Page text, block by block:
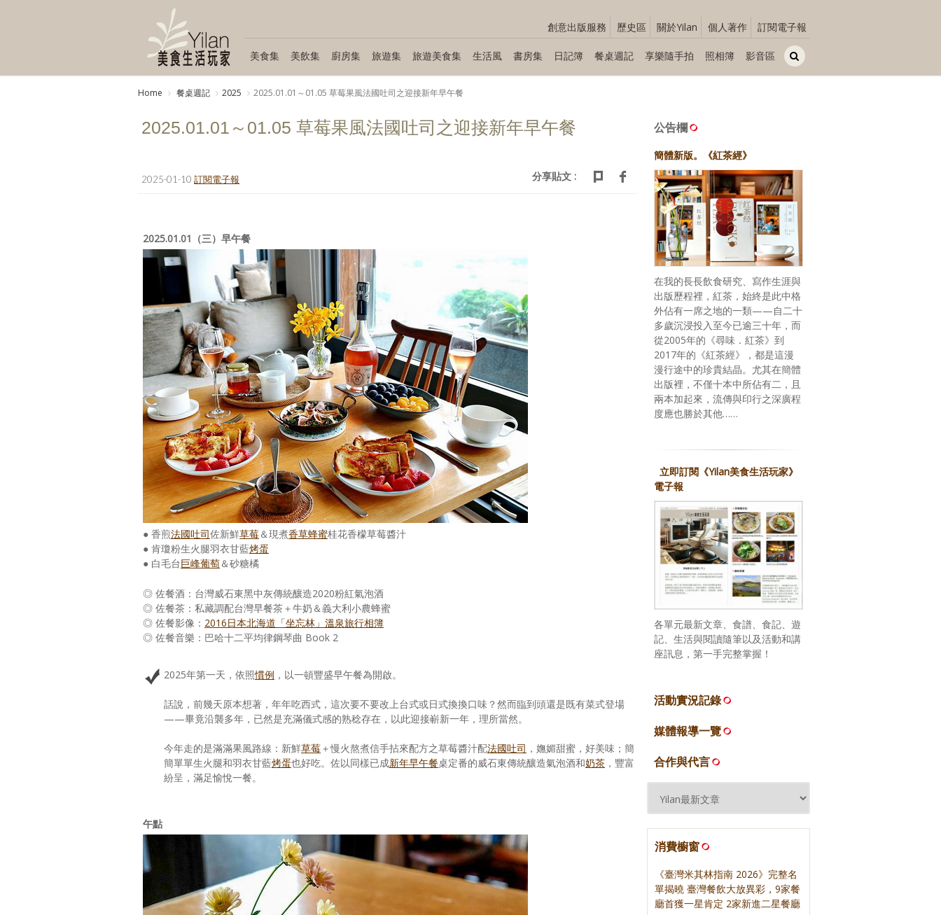
創意出版服務 歷史區 關於Yilan 個人著作 訂閱電子報
美食集 美飲集 廚房集 旅遊集 旅遊美食集 生活風 書房集 日記簿 餐桌週記 享樂隨手拍 照相簿 影音區
Home 餐桌週記 2025 2025.01.01～01.05 草莓果風法國吐司之迎接新年早午餐
2025.01.01～01.05 草莓果風法國吐司之迎接新年早午餐
2025-01-10 訂閱電子報 分享貼文 :
2025.01.01（三）早午餐
● 香煎法國吐司佐新鮮草莓＆現煮香草蜂蜜桂花香檬草莓醬汁
● 肯瓊粉生火腿羽衣甘藍烤蛋
● 白毛台巨峰葡萄＆砂糖橘
◎ 佐餐酒：台灣威石東黑中灰傳統釀造2020粉紅氣泡酒
◎ 佐餐茶：私藏調配台灣早餐茶＋牛奶＆義大利小農蜂蜜
◎ 佐餐影像： 2016日本北海道「坐忘林」溫泉旅行相簿
◎ 佐餐音樂：巴哈十二平均律鋼琴曲 Book 2
2025年第一天，依照慣例 ，以一頓豐盛早午餐為開啟。
話說，前幾天原本想著，年年吃西式，這次要不要改上台式或日式換換口味？然而臨到頭還是既有菜式登場
——畢竟沿襲多年，已然是充滿儀式感的熟稔存在，以此迎接嶄新一年，理所當然。
今年走的是滿滿果風路線：新鮮草莓＋慢火熬煮信手拈來配方之草莓醬汁配法國吐司 ，嫵媚甜蜜，好美味；簡
簡單單生火腿和羽衣甘藍烤蛋也好吃。佐以同樣已成新年早午餐桌定番的威石東傳統釀造氣泡酒和奶茶 ，豐富
紛呈，滿足愉悅一餐。
午點
公告欄
簡體新版。《紅茶經》
在我的長長飲食研究、寫作生涯與
出版歷程裡，紅茶，始終是此中格
外佔有一席之地的一類——自二十
多歲沉浸投入至今已逾三十年，而
從2005年的《尋味．紅茶》到
2017年的《紅茶經》，都是這漫
漫行途中的珍貴結晶。尤其在簡體
出版裡，不僅十本中所佔有二，且
兩本加起來，流傳與印行之深廣程
度應也勝於其他……
立即訂閱《Yilan美食生活玩家》
電子報
各單元最新文章、食譜、食記、遊
記、生活與閱讀隨筆以及活動和講
座訊息，第一手完整掌握！
活動實況記錄
媒體報導一覽
合作與代言
消費櫥窗
《臺灣米其林指南 2026》完整名
單揭曉 臺灣餐飲大放異彩，9家餐
廳首獲一星肯定 2家新進二星餐廳